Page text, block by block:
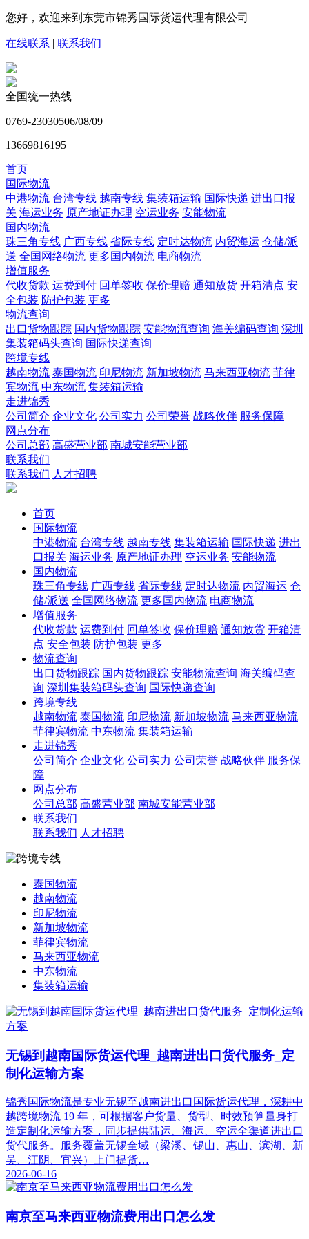
您好，欢迎来到东莞市锦秀国际货运代理有限公司
在线联系 | 联系我们
全国统一热线
0769-23030506/08/09
13669816195
首页
国际物流
中港物流 台湾专线 越南专线 集装箱运输 国际快递 进出口报
关 海运业务 原产地证办理 空运业务 安能物流
国内物流
珠三角专线 广西专线 省际专线 定时达物流 内贸海运 仓储/派
送 全国网络物流 更多国内物流 电商物流
增值服务
代收货款 运费到付 回单签收 保价理赔 通知放货 开箱清点 安
全包装 防护包装 更多
物流查询
出口货物跟踪 国内货物跟踪 安能物流查询 海关编码查询 深圳
集装箱码头查询 国际快递查询
跨境专线
越南物流 泰国物流 印尼物流 新加坡物流 马来西亚物流 菲律
宾物流 中东物流 集装箱运输
走进锦秀
公司简介 企业文化 公司实力 公司荣誉 战略伙伴 服务保障
网点分布
公司总部 高盛营业部 南城安能营业部
联系我们
联系我们 人才招聘
首页
国际物流
中港物流 台湾专线 越南专线 集装箱运输 国际快递 进出
口报关 海运业务 原产地证办理 空运业务 安能物流
国内物流
珠三角专线 广西专线 省际专线 定时达物流 内贸海运 仓
储/派送 全国网络物流 更多国内物流 电商物流
增值服务
代收货款 运费到付 回单签收 保价理赔 通知放货 开箱清
点 安全包装 防护包装 更多
物流查询
出口货物跟踪 国内货物跟踪 安能物流查询 海关编码查
询 深圳集装箱码头查询 国际快递查询
跨境专线
越南物流 泰国物流 印尼物流 新加坡物流 马来西亚物流
菲律宾物流 中东物流 集装箱运输
走进锦秀
公司简介 企业文化 公司实力 公司荣誉 战略伙伴 服务保
障
网点分布
公司总部 高盛营业部 南城安能营业部
联系我们
联系我们 人才招聘
泰国物流
越南物流
印尼物流
新加坡物流
菲律宾物流
马来西亚物流
中东物流
集装箱运输
无锡到越南国际货运代理_越南进出口货代服务_定
制化运输方案
锦秀国际物流是专业无锡至越南进出口国际货运代理，深耕中
越跨境物流 19 年，可根据客户货量、货型、时效预算量身打
造定制化运输方案，同步提供陆运、海运、空运全渠道进出口
货代服务。服务覆盖无锡全域（梁溪、锡山、惠山、滨湖、新
吴、江阴、宜兴）上门提货…
2026-06-16
南京至马来西亚物流费用出口怎么发